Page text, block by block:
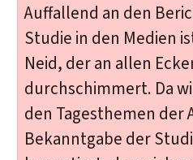
Auffallend an den
Studie in den Medien
Neid, der an allen
durchschimmert. Da
den Tagesthemen der
Bekanntgabe der